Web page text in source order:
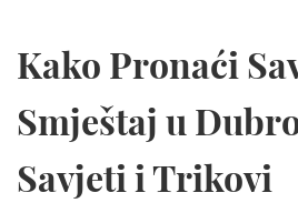
Kako Pronaći
Smještaj u
Savjeti i Trikovi